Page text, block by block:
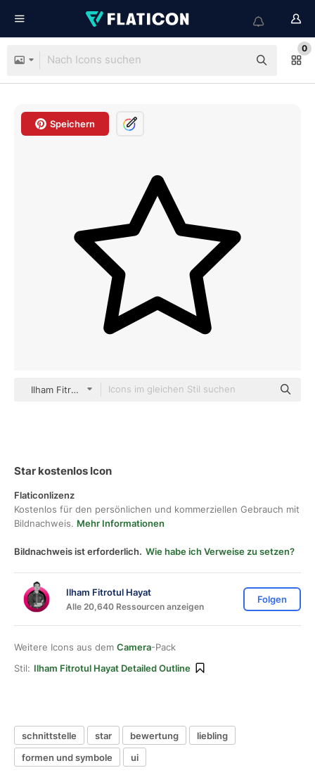
0
Speichern
Ilham Fitrotul Hayat Detailed Outline
Star kostenlos Icon
Flaticonlizenz
Kostenlos für den persönlichen und kommerziellen Gebrauch mit
Bildnachweis. Mehr Informationen
Bildnachweis ist erforderlich. Wie habe ich Verweise zu setzen?
Ilham Fitrotul Hayat
Alle 20,640 Ressourcen anzeigen
Folgen
Weitere Icons aus dem Camera-Pack
Stil: Ilham Fitrotul Hayat Detailed Outline
schnittstelle star bewertung
liebling
formen und symbole
ui